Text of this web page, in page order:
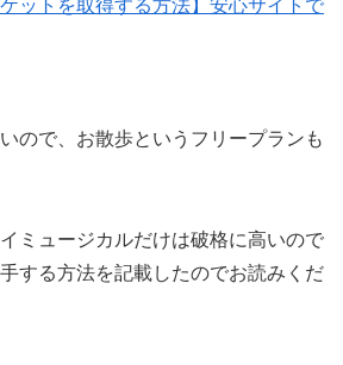
ットを取得する方法】安心サイトで
ので、お散歩というフリープランも
ミュージカルだけは破格に高いので
する方法を記載したのでお読みくだ